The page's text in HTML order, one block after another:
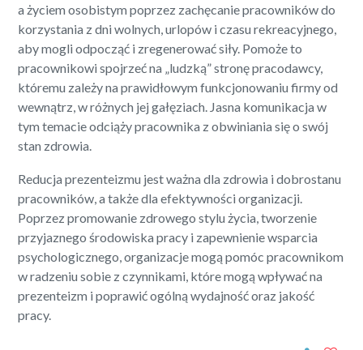
a życiem osobistym poprzez zachęcanie pracowników do
korzystania z dni wolnych, urlopów i czasu rekreacyjnego,
aby mogli odpocząć i zregenerować siły. Pomoże to
pracownikowi spojrzeć na „ludzką” stronę pracodawcy,
któremu zależy na prawidłowym funkcjonowaniu firmy od
wewnątrz, w różnych jej gałęziach. Jasna komunikacja w
tym temacie odciąży pracownika z obwiniania się o swój
stan zdrowia.
Reducja prezenteizmu jest ważna dla zdrowia i dobrostanu
pracowników, a także dla efektywności organizacji.
Poprzez promowanie zdrowego stylu życia, tworzenie
przyjaznego środowiska pracy i zapewnienie wsparcia
psychologicznego, organizacje mogą pomóc pracownikom
w radzeniu sobie z czynnikami, które mogą wpływać na
prezenteizm i poprawić ogólną wydajność oraz jakość
pracy.